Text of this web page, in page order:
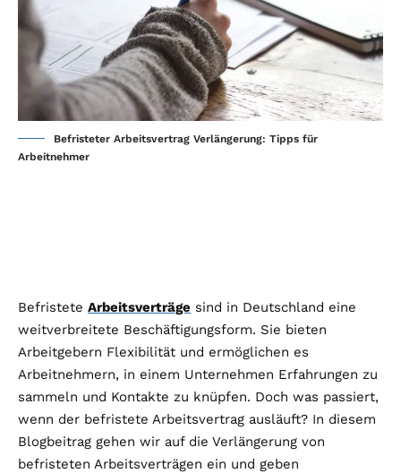
Befristeter Arbeitsvertrag Verlängerung: Tipps für
Arbeitnehmer
Befristete Arbeitsverträge sind in Deutschland eine
weitverbreitete Beschäftigungsform. Sie bieten
Arbeitgebern Flexibilität und ermöglichen es
Arbeitnehmern, in einem Unternehmen Erfahrungen zu
sammeln und Kontakte zu knüpfen. Doch was passiert,
wenn der befristete Arbeitsvertrag ausläuft? In diesem
Blogbeitrag gehen wir auf die Verlängerung von
befristeten Arbeitsverträgen ein und geben